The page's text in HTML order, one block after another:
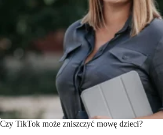
Czy TikTok może zniszczyć mowę dzieci?